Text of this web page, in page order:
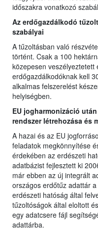
időszakra vonatkozó
Az erdőgazdálkodó
szabályai
A tűzoltásban való
történt. Csak a 100
közepesen
erdőgazdálkodóknak kell
alkalmas felszerelést
helyiségben.
EU jogharmonizáció
rendszer létrehozása és
A hazai és az EU
feladatok megkönnyítése
érdekében az erdészeti
adatbázist fejlesztett ki
már ebben az új integrált
országos erdőtűz adattár
erdészeti hatóság által
tűzoltóságok által eloltott
egy adatcsere fájl
adattárba.